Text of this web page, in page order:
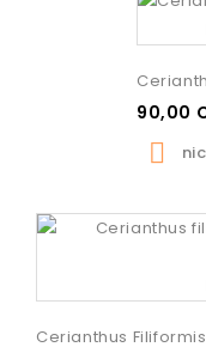
90,00

Cerianthus